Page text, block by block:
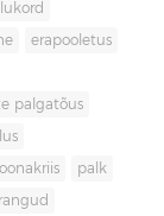
erapooletus
palgatõus
palk